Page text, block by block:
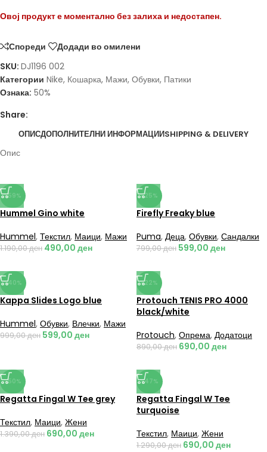
Овој продукт е моментално без залиха и недостапен.
Спореди
Додади во омилени
SKU: DJ1196 002
Категории Nike, Кошарка, Мажи, Обувки, Патики
Ознака: 50%
Share:
ОПИСДОПОЛНИТЕЛНИ ИНФОРМАЦИИSHIPPING & DELIVERY
Опис
-59%
Hummel Gino white
Hummel, Текстил, Маици, Мажи
1.190,00ден 490,00 ден
-25%
Firefly Freaky blue
Puma, Деца, Обувки, Сандалки
799,00ден 599,00 ден
-40%
Kappa Slides Logo blue
Hummel, Обувки, Влечки, Мажи
999,00ден 599,00 ден
-22%
Protouch TENIS PRO 4000
black/white
Protouch, Опрема, Додатоци
890,00ден 690,00 ден
-50%
Regatta Fingal W Tee grey
Текстил, Маици, Жени
1.390,00ден 690,00 ден
-47%
Regatta Fingal W Tee
turquoise
Текстил, Маици, Жени
1.290,00ден 690,00 ден